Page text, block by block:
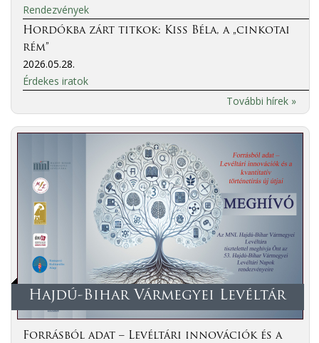
Rendezvények
Hordókba zárt titkok: Kiss Béla, a „cinkotai
rém”
2026.05.28.
Érdekes iratok
További hírek »
Hajdú-Bihar Vármegyei Levéltár
Forrásból adat – Levéltári innovációk és a